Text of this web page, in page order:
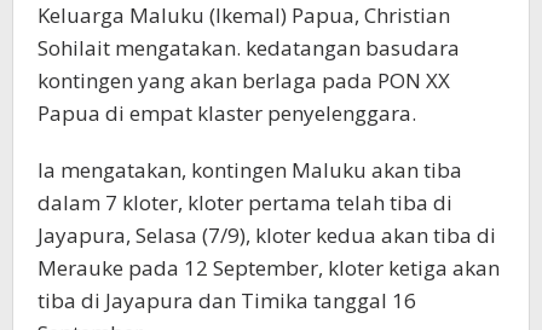
Keluarga Maluku (Ikemal) Papua, Christian
Sohilait mengatakan. kedatangan basudara
kontingen yang akan berlaga pada PON XX
Papua di empat klaster penyelenggara.
Ia mengatakan, kontingen Maluku akan tiba
dalam 7 kloter, kloter pertama telah tiba di
Jayapura, Selasa (7/9), kloter kedua akan tiba di
Merauke pada 12 September, kloter ketiga akan
tiba di Jayapura dan Timika tanggal 16